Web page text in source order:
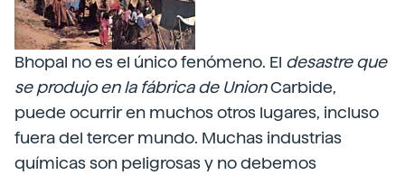
Bhopal no es el único fenómeno. El desastre que
se produjo en la fábrica de UnionCarbide,
puede ocurrir en muchos otros lugares, incluso
fuera del tercer mundo. Muchas industrias
químicas son peligrosas y no debemos